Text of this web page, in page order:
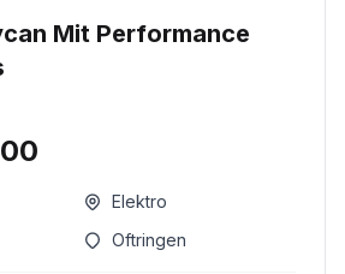
Mit Performance
Elektro
Oftringen